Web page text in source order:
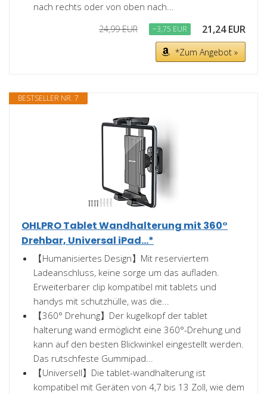
nach rechts oder von oben nach...
24,99 EUR −3,75 EUR 21,24 EUR
*Zum Angebot »
BESTSELLER NR. 7
OHLPRO Tablet Wandhalterung mit 360°
Drehbar, Universal iPad...*
【Humanisiertes Design】Mit reserviertem
Ladeanschluss, keine sorge um das aufladen.
Erweiterbarer clip kompatibel mit tablets und
handys mit schutzhülle, was die...
【360° Drehung】Der kugelkopf der tablet
halterung wand ermöglicht eine 360°-Drehung und
kann auf den besten Blickwinkel eingestellt werden.
Das rutschfeste Gummipad...
【Universell】Die tablet-wandhalterung ist
kompatibel mit Geräten von 4,7 bis 13 Zoll, wie dem